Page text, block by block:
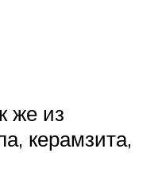
же из
керамзита,